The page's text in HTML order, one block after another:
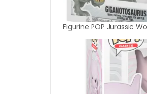
Figurine POP Jurassic